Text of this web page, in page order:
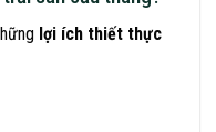
lợi ích thiết thực